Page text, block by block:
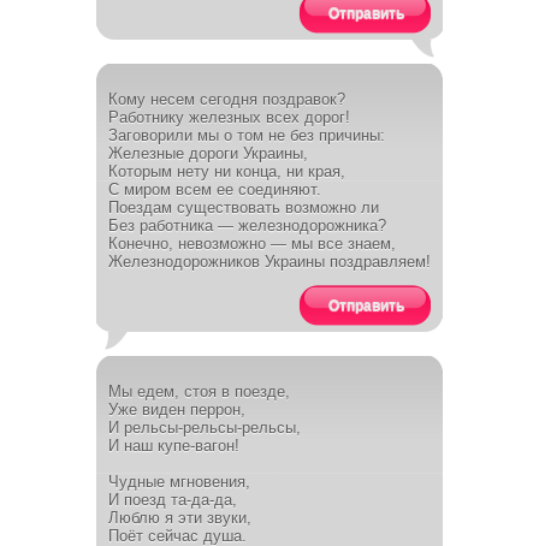
Отправить
Кому несем сегодня поздравок?
Работнику железных всех дорог!
Заговорили мы о том не без причины:
Железные дороги Украины,
Которым нету ни конца, ни края,
С миром всем ее соединяют.
Поездам существовать возможно ли
Без работника — железнодорожника?
Конечно, невозможно — мы все знаем,
Железнодорожников Украины поздравляем!
Отправить
Мы едем, стоя в поезде,
Уже виден перрон,
И рельсы-рельсы-рельсы,
И наш купе-вагон!
Чудные мгновения,
И поезд та-да-да,
Люблю я эти звуки,
Поёт сейчас душа.